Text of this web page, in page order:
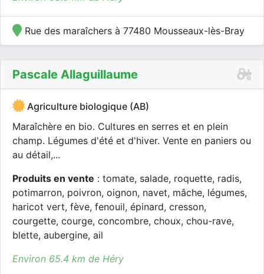
Rue des maraîchers à 77480 Mousseaux-lès-Bray
Pascale Allaguillaume
Agriculture biologique (AB)
Maraîchère en bio. Cultures en serres et en plein
champ. Légumes d'été et d'hiver. Vente en paniers ou
au détail,...
Produits en vente : tomate, salade, roquette, radis,
potimarron, poivron, oignon, navet, mâche, légumes,
haricot vert, fève, fenouil, épinard, cresson,
courgette, courge, concombre, choux, chou-rave,
blette, aubergine, ail
Environ 65.4 km de Héry